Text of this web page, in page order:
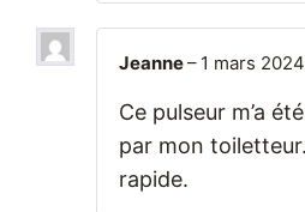
Jeanne– 1 mars 2024
Ce pulseur m’a
par mon
rapide.